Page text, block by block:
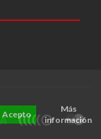
Acepto
Más
información